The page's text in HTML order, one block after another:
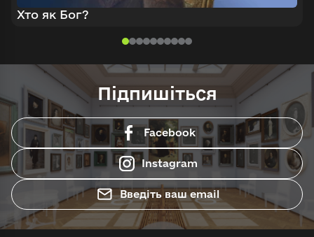
Хто як Бог?
Підпишіться
Facebook
Instagram
Введіть ваш email